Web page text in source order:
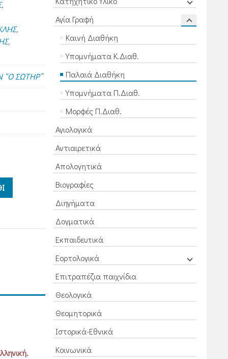
,
,
,
ΣΩΤΗΡ”
Αγία Γραφή
Καινή Διαθήκη
Υπομνήματα Κ.Διαθ.
Παλαιά Διαθήκη
Υπομνήματα Π.Διαθ.
Μορφές Π.Διαθ.
Αγιολογικά
Αντιαιρετικά
Απολογητικά
Βιογραφίες
Διηγήματα
Δογματικά
Εκπαιδευτικά
Εορτολογικά
Επιτραπέζια παιχνίδια
Θεολογικά
Θεομητορικά
Ιστορικά-Εθνικά
Κοινωνικά